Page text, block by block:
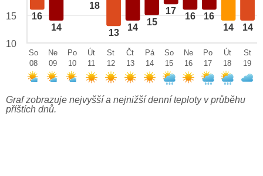
16
14
18
13
14
15
17
16 16
14 14
15
10
So
08
Ne
09
Po
10
Út
11
St
12
Čt
13
Pá
14
So
15
Ne
16
Po
17
Út
18
St
19
Graf zobrazuje nejvyšší a nejnižší denní teploty v průběhu
příštích dnů.